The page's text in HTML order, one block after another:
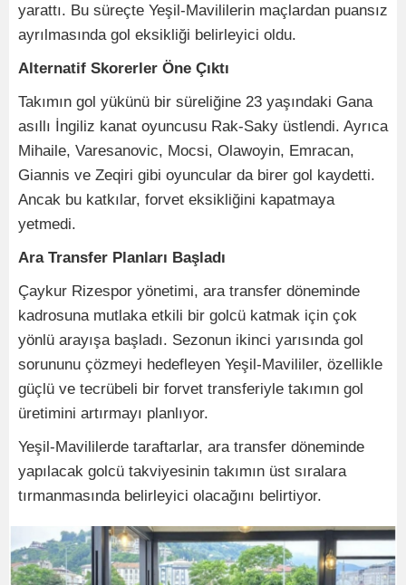
yarattı. Bu süreçte Yeşil-Mavililerin maçlardan puansız
ayrılmasında gol eksikliği belirleyici oldu.
Alternatif Skorerler Öne Çıktı
Takımın gol yükünü bir süreliğine 23 yaşındaki Gana
asıllı İngiliz kanat oyuncusu Rak-Saky üstlendi. Ayrıca
Mihaile, Varesanovic, Mocsi, Olawoyin, Emracan,
Giannis ve Zeqiri gibi oyuncular da birer gol kaydetti.
Ancak bu katkılar, forvet eksikliğini kapatmaya
yetmedi.
Ara Transfer Planları Başladı
Çaykur Rizespor yönetimi, ara transfer döneminde
kadrosuna mutlaka etkili bir golcü katmak için çok
yönlü arayışa başladı. Sezonun ikinci yarısında gol
sorununu çözmeyi hedefleyen Yeşil-Mavililer, özellikle
güçlü ve tecrübeli bir forvet transferiyle takımın gol
üretimini artırmayı planlıyor.
Yeşil-Mavililerde taraftarlar, ara transfer döneminde
yapılacak golcü takviyesinin takımın üst sıralara
tırmanmasında belirleyici olacağını belirtiyor.